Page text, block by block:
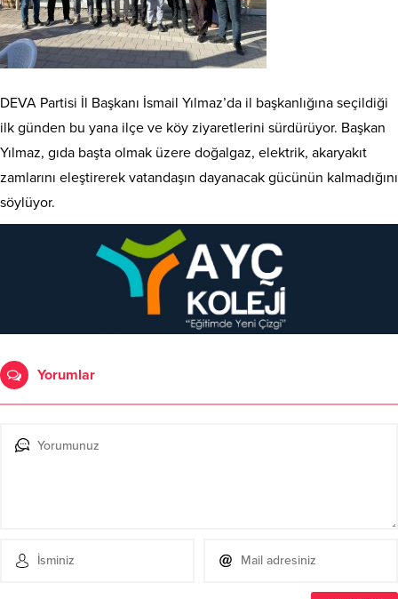
DEVA Partisi İl Başkanı İsmail Yılmaz’da il başkanlığına seçildiği
ilk günden bu yana ilçe ve köy ziyaretlerini sürdürüyor. Başkan
Yılmaz, gıda başta olmak üzere doğalgaz, elektrik, akaryakıt
zamlarını eleştirerek vatandaşın dayanacak gücünün kalmadığını
söylüyor.
Yorumlar